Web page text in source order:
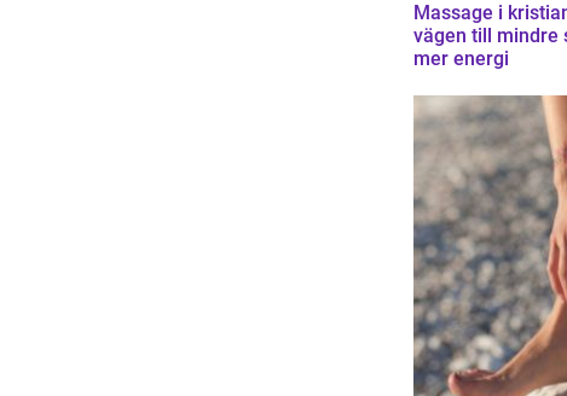
Massage i
vägen till mindre
mer energi